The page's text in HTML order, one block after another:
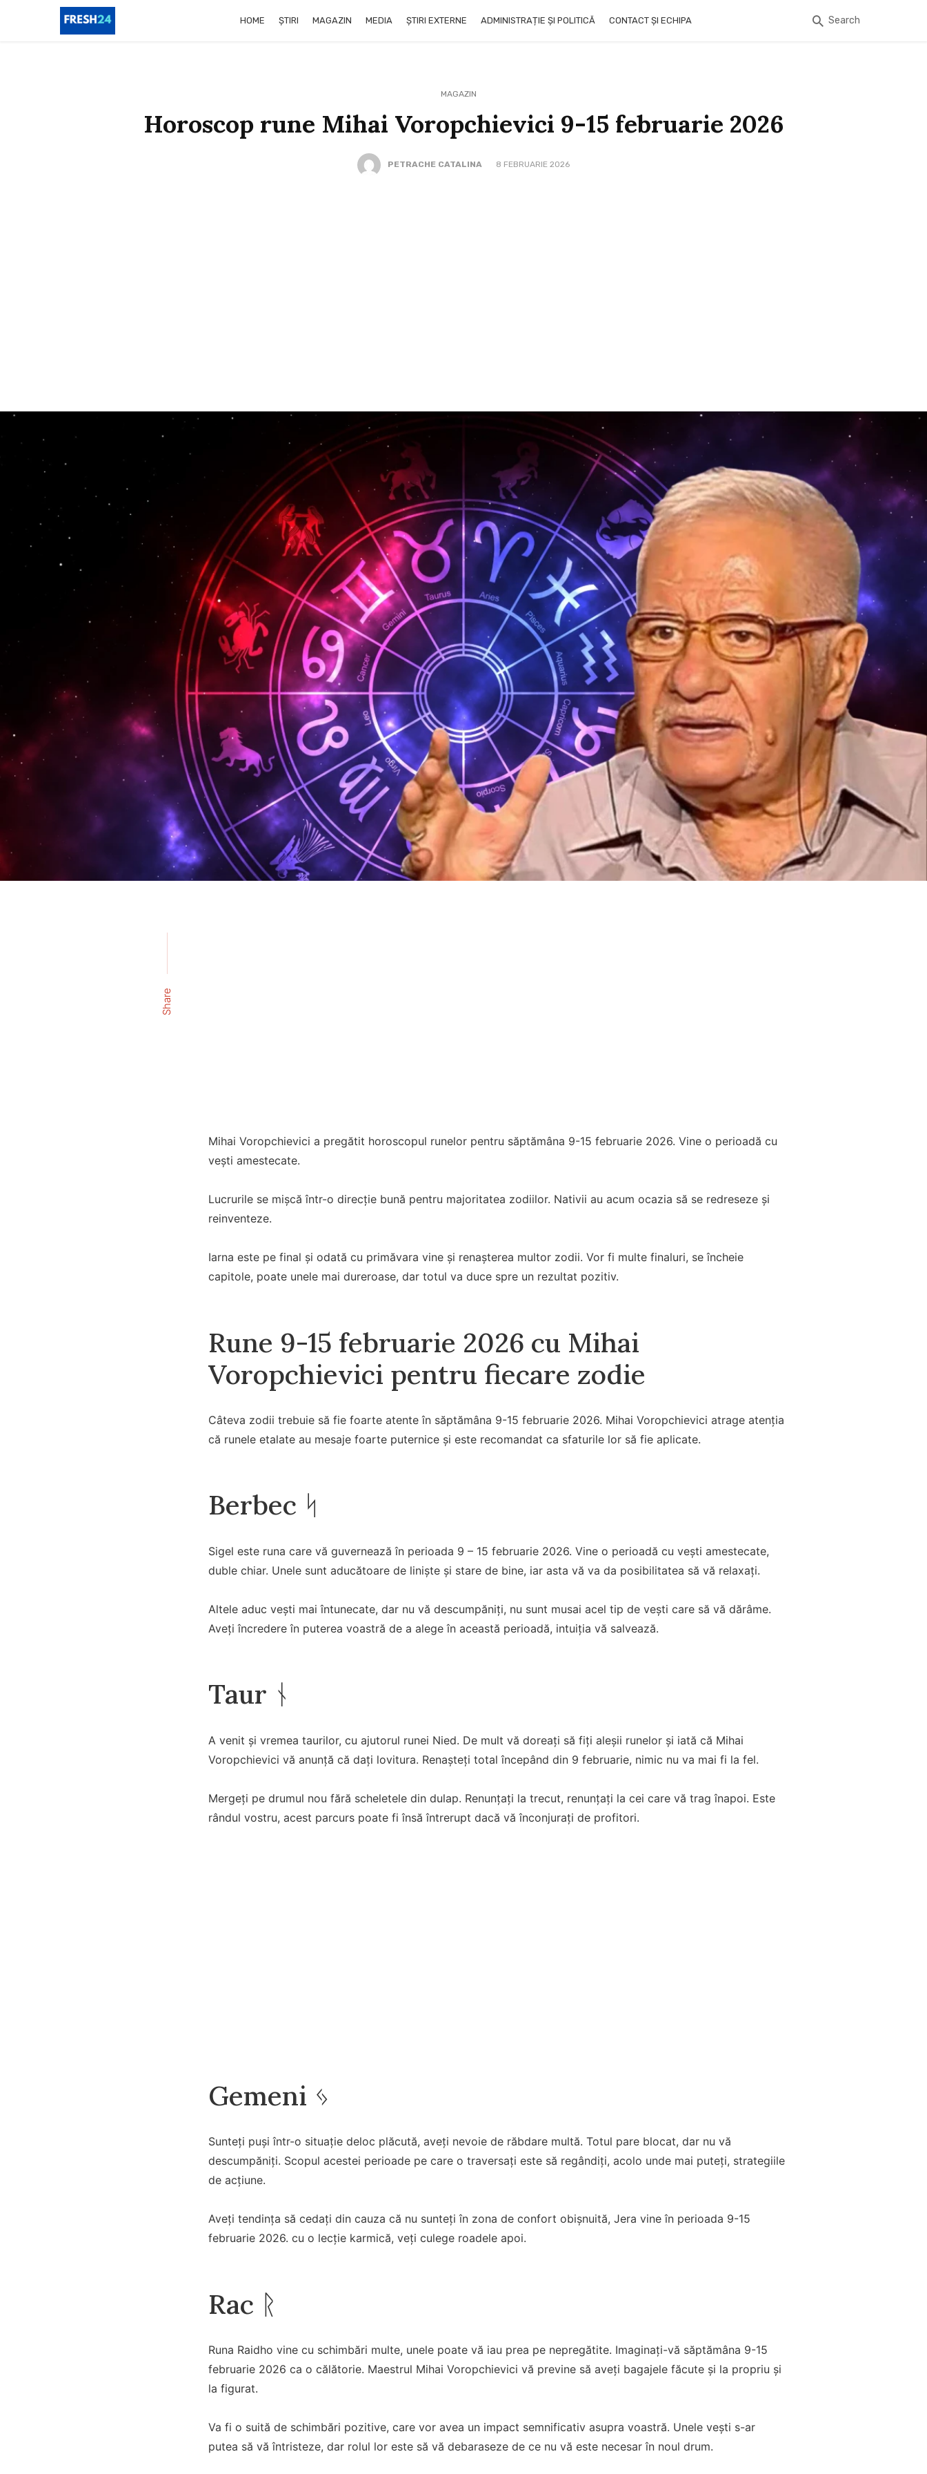
HOME ȘTIRI MAGAZIN MEDIA ȘTIRI EXTERNE ADMINISTRAȚIE ȘI POLITICĂ CONTACT ȘI ECHIPA Search
MAGAZIN
Horoscop rune Mihai Voropchievici 9-15 februarie 2026
PETRACHE CATALINA 8 FEBRUARIE 2026
Share
Mihai Voropchievici a pregătit horoscopul runelor pentru săptămâna 9-15 februarie 2026. Vine o perioadă cu
vești amestecate.
Lucrurile se mișcă într-o direcție bună pentru majoritatea zodiilor. Nativii au acum ocazia să se redreseze și
reinventeze.
Iarna este pe final și odată cu primăvara vine și renașterea multor zodii. Vor fi multe finaluri, se încheie
capitole, poate unele mai dureroase, dar totul va duce spre un rezultat pozitiv.
Rune 9-15 februarie 2026 cu Mihai
Voropchievici pentru fiecare zodie
Câteva zodii trebuie să fie foarte atente în săptămâna 9-15 februarie 2026. Mihai Voropchievici atrage atenția
că runele etalate au mesaje foarte puternice și este recomandat ca sfaturile lor să fie aplicate.
Berbec ᛋ
Sigel este runa care vă guvernează în perioada 9 – 15 februarie 2026. Vine o perioadă cu vești amestecate,
duble chiar. Unele sunt aducătoare de liniște și stare de bine, iar asta vă va da posibilitatea să vă relaxați.
Altele aduc vești mai întunecate, dar nu vă descumpăniți, nu sunt musai acel tip de vești care să vă dărâme.
Aveți încredere în puterea voastră de a alege în această perioadă, intuiția vă salvează.
Taur ᚾ
A venit și vremea taurilor, cu ajutorul runei Nied. De mult vă doreați să fiți aleșii runelor și iată că Mihai
Voropchievici vă anunță că dați lovitura. Renașteți total începând din 9 februarie, nimic nu va mai fi la fel.
Mergeți pe drumul nou fără scheletele din dulap. Renunțați la trecut, renunțați la cei care vă trag înapoi. Este
rândul vostru, acest parcurs poate fi însă întrerupt dacă vă înconjurați de profitori.
Gemeni ᛃ
Sunteți puși într-o situație deloc plăcută, aveți nevoie de răbdare multă. Totul pare blocat, dar nu vă
descumpăniți. Scopul acestei perioade pe care o traversați este să regândiți, acolo unde mai puteți, strategiile
de acțiune.
Aveți tendința să cedați din cauza că nu sunteți în zona de confort obișnuită, Jera vine în perioada 9-15
februarie 2026. cu o lecție karmică, veți culege roadele apoi.
Rac ᚱ
Runa Raidho vine cu schimbări multe, unele poate vă iau prea pe nepregătite. Imaginați-vă săptămâna 9-15
februarie 2026 ca o călătorie. Maestrul Mihai Voropchievici vă previne să aveți bagajele făcute și la propriu și
la figurat.
Va fi o suită de schimbări pozitive, care vor avea un impact semnificativ asupra voastră. Unele vești s-ar
putea să vă întristeze, dar rolul lor este să vă debaraseze de ce nu vă este necesar în noul drum.